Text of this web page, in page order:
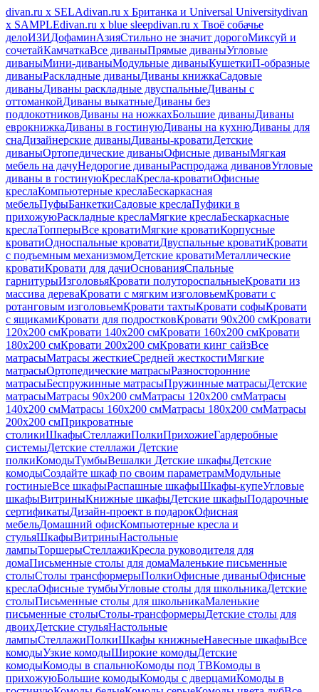
divan.ru х SELAdivan.ru х Британка и Universal Universitydivan
х SAMPLEdivan.ru х blue sleepdivan.ru х Твоё собачье
делоИЗИДофаминАзияСтильно не значит дорогоМиксуй и
сочетайКамчаткаВсе диваныПрямые диваныУгловые
диваныМини-диваныМодульные диваныКушеткиП-образные
диваныРаскладные диваныДиваны книжкаСадовые
диваныДиваны раскладные двуспальныеДиваны с
оттоманкойДиваны выкатныеДиваны без
подлокотниковДиваны на ножкахБольшие диваныДиваны
еврокнижкаДиваны в гостинуюДиваны на кухнюДиваны для
снаДизайнерские диваныДиваны-кроватиДетские
диваныОртопедические диваныОфисные диваныМягкая
мебель на дачуНедорогие диваныРаспродажа дивановУгловые
диваны в гостинуюКреслаКресла-кроватиОфисные
креслаКомпьютерные креслаБескаркасная
мебельПуфыБанкеткиСадовые креслаПуфики в
прихожуюРаскладные креслаМягкие креслаБескаркасные
креслаТопперыВсе кроватиМягкие кроватиКорпусные
кроватиОдноспальные кроватиДвуспальные кроватиКровати
с подъемным механизмомДетские кроватиМеталлические
кроватиКровати для дачиОснованияСпальные
гарнитурыИзголовьяКровати полутороспальныеКровати из
массива дереваКровати с мягким изголовьемКровати с
ротанговым изголовьемКровати тахтыКровати софыКровати
с ящикамиКровати для подростковКровати 90х200 смКровати
120x200 смКровати 140x200 смКровати 160x200 смКровати
180x200 смКровати 200x200 смКровати кинг сайзВсе
матрасыМатрасы жесткиеСредней жесткостиМягкие
матрасыОртопедические матрасыРазносторонние
матрасыБеспружинные матрасыПружинные матрасыДетские
матрасыМатрасы 90х200 смМатрасы 120х200 смМатрасы
140х200 смМатрасы 160x200 смМатрасы 180х200 смМатрасы
200х200 смПрикроватные
столикиШкафыСтеллажиПолкиПрихожиеГардеробные
системыДетские стеллажи Детские
полкиКомодыТумбыВешалки Детские шкафыДетские
комодыСоздайте шкаф по своим параметрамМодульные
гостиныеВсе шкафыРаспашные шкафыШкафы-купеУгловые
шкафыВитриныКнижные шкафыДетские шкафыПодарочные
сертификатыДизайн-проект в подарокОфисная
мебельДомашний офисКомпьютерные кресла и
стульяШкафыВитриныНастольные
лампыТоршерыСтеллажиКресла руководителя для
домаПисьменные столы для домаМаленькие письменные
столыСтолы трансформерыПолкиОфисные диваныОфисные
креслаОфисные тумбыУгловые столы для школьникаДетские
столыПисьменные столы для школьникаМаленькие
письменные столыСтолы-трансформерыДетские столы для
двоихДетские стульяНастольные
лампыСтеллажиПолкиШкафы книжныеНавесные шкафыВсе
комодыУзкие комодыШирокие комодыДетские
комодыКомоды в спальнюКомоды под ТВКомоды в
прихожуюБольшие комодыКомоды с дверцамиКомоды в